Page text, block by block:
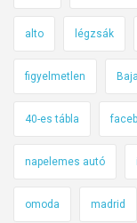
alto légzsák
figyelmetlen Baja
40-es tábla
napelemes autó
omoda madrid